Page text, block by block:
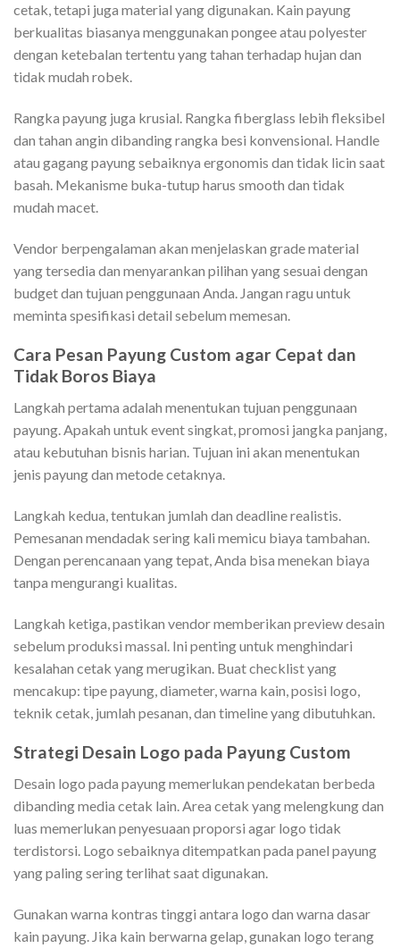
cetak, tetapi juga material yang digunakan. Kain payung
berkualitas biasanya menggunakan pongee atau polyester
dengan ketebalan tertentu yang tahan terhadap hujan dan
tidak mudah robek.
Rangka payung juga krusial. Rangka fiberglass lebih fleksibel
dan tahan angin dibanding rangka besi konvensional. Handle
atau gagang payung sebaiknya ergonomis dan tidak licin saat
basah. Mekanisme buka-tutup harus smooth dan tidak
mudah macet.
Vendor berpengalaman akan menjelaskan grade material
yang tersedia dan menyarankan pilihan yang sesuai dengan
budget dan tujuan penggunaan Anda. Jangan ragu untuk
meminta spesifikasi detail sebelum memesan.
Cara Pesan Payung Custom agar Cepat dan
Tidak Boros Biaya
Langkah pertama adalah menentukan tujuan penggunaan
payung. Apakah untuk event singkat, promosi jangka panjang,
atau kebutuhan bisnis harian. Tujuan ini akan menentukan
jenis payung dan metode cetaknya.
Langkah kedua, tentukan jumlah dan deadline realistis.
Pemesanan mendadak sering kali memicu biaya tambahan.
Dengan perencanaan yang tepat, Anda bisa menekan biaya
tanpa mengurangi kualitas.
Langkah ketiga, pastikan vendor memberikan preview desain
sebelum produksi massal. Ini penting untuk menghindari
kesalahan cetak yang merugikan. Buat checklist yang
mencakup: tipe payung, diameter, warna kain, posisi logo,
teknik cetak, jumlah pesanan, dan timeline yang dibutuhkan.
Strategi Desain Logo pada Payung Custom
Desain logo pada payung memerlukan pendekatan berbeda
dibanding media cetak lain. Area cetak yang melengkung dan
luas memerlukan penyesuaan proporsi agar logo tidak
terdistorsi. Logo sebaiknya ditempatkan pada panel payung
yang paling sering terlihat saat digunakan.
Gunakan warna kontras tinggi antara logo dan warna dasar
kain payung. Jika kain berwarna gelap, gunakan logo terang